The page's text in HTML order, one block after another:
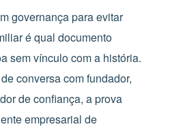
governança para evitar
é qual documento
sem vínculo com a história.
conversa com fundador,
de confiança, a prova
empresarial de